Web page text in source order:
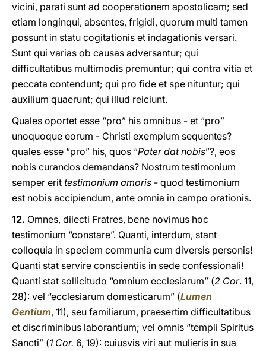
vicini, parati sunt ad cooperationem apostolicam; sed
etiam longinqui, absentes, frigidi, quorum multi tamen
possunt in statu cogitationis et indagationis versari.
Sunt qui varias ob causas adversantur; qui
difficultatibus multimodis premuntur; qui contra vitia et
peccata contendunt; qui pro fide et spe nituntur; qui
auxilium quaerunt; qui illud reiciunt.
Quales oportet esse “pro” his omnibus - et “pro”
unoquoque eorum - Christi exemplum sequentes?
quales esse “pro” his, quos “Pater dat nobis”?, eos
nobis curandos demandans? Nostrum testimonium
semper erit testimonium amoris - quod testimonium
est nobis accipiendum, ante omnia in campo orationis.
12. Omnes, dilecti Fratres, bene novimus hoc
testimonium “constare”. Quanti, interdum, stant
colloquia in speciem communia cum diversis personis!
Quanti stat servire conscientiis in sede confessionali!
Quanti stat sollicitudo “omnium ecclesiarum” (2 Cor. 11,
28): vel “ecclesiarum domesticarum” (Lumen
Gentium, 11), seu familiarum, praesertim difficultatibus
et discriminibus laborantium; vel omnis “templi Spiritus
Sancti” (1 Cor. 6, 19): cuiusvis viri aut mulieris in sua